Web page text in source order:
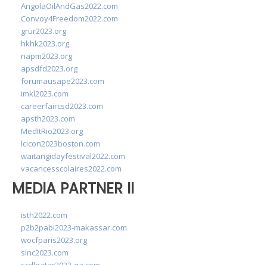
AngolaOilAndGas2022.com
Convoy4Freedom2022.com
grur2023.org
hkhk2023.org
napm2023.org
apsdfd2023.org
forumausape2023.com
imkl2023.com
careerfaircsd2023.com
apsth2023.com
MedItRio2023.org
lcicon2023boston.com
waitangidayfestival2022.com
vacancesscolaires2022.com
MEDIA PARTNER II
isth2022.com
p2b2pabi2023-makassar.com
wocfparis2023.org
sinc2023.com